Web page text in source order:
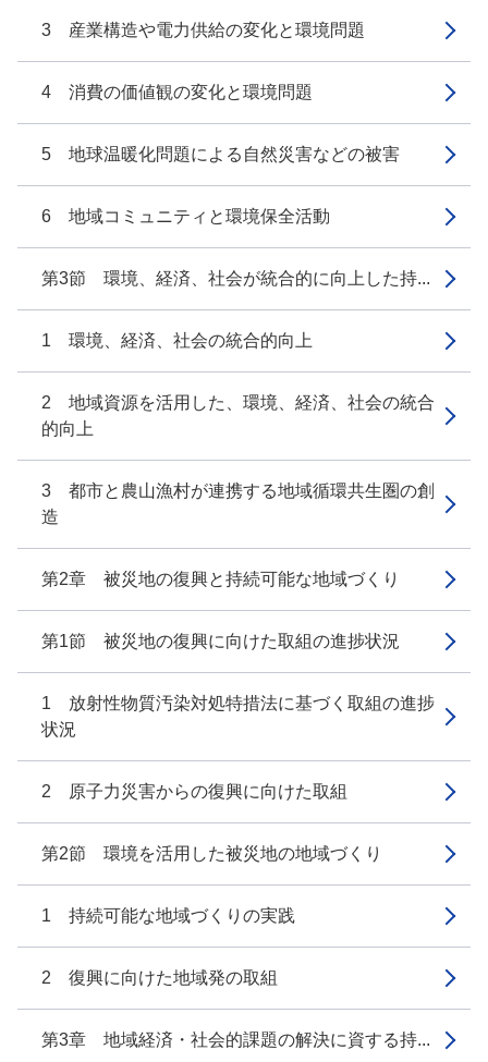
3 産業構造や電力供給の変化と環境問題
4 消費の価値観の変化と環境問題
5 地球温暖化問題による自然災害などの被害
6 地域コミュニティと環境保全活動
第3節 環境、経済、社会が統合的に向上した持...
1 環境、経済、社会の統合的向上
2 地域資源を活用した、環境、経済、社会の統合
的向上
3 都市と農山漁村が連携する地域循環共生圏の創
造
第2章 被災地の復興と持続可能な地域づくり
第1節 被災地の復興に向けた取組の進捗状況
1 放射性物質汚染対処特措法に基づく取組の進捗
状況
2 原子力災害からの復興に向けた取組
第2節 環境を活用した被災地の地域づくり
1 持続可能な地域づくりの実践
2 復興に向けた地域発の取組
第3章 地域経済・社会的課題の解決に資する持...